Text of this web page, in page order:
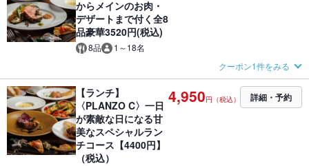
からメインのお肉・
デザートまで付く全8
品豪華3520円(税込)
8品 1～18名
クーポン1件をみる
【ランチ】
〈PLANZO C〉一日
が素敵な日になる甘
美なスペシャルラン
チコース【4400円】
（税込）
4,950円（税込） 詳細・予約